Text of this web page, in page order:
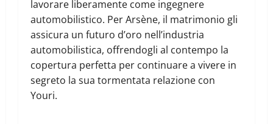
lavorare liberamente come ingegnere
automobilistico. Per Arsène, il matrimonio gli
assicura un futuro d’oro nell’industria
automobilistica, offrendogli al contempo la
copertura perfetta per continuare a vivere in
segreto la sua tormentata relazione con
Youri.